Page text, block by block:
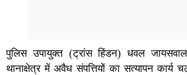
पुलिस उपायुक्त (ट्रांस हिंडन) धवल
थानाक्षेत्र में अवैध संपत्तियों का सत्यापन कार्य